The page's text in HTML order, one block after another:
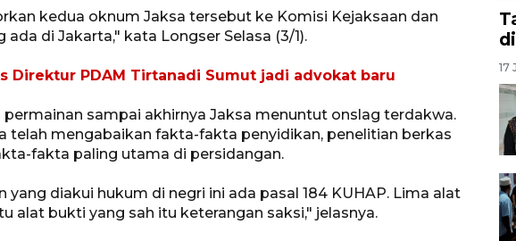
kedua oknum Jaksa tersebut ke Komisi Kejaksaan dan
ada di Jakarta," kata Longser Selasa (3/1).
Direktur PDAM Tirtanadi Sumut jadi advokat baru
permainan sampai akhirnya Jaksa menuntut onslag terdakwa.
telah mengabaikan fakta-fakta penyidikan, penelitian berkas
fakta paling utama di persidangan.
diakui hukum di negri ini ada pasal 184 KUHAP. Lima alat
alat bukti yang sah itu keterangan saksi," jelasnya.
17